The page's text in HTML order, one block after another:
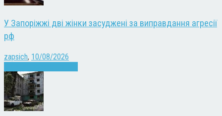
У Запоріжжі дві жінки засуджені за виправдання агресії
рф
zapsich, 10/08/2026